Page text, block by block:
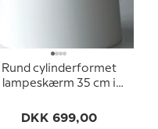
Rund cylinderformet
lampeskærm 35 cm i
DKK 699,00